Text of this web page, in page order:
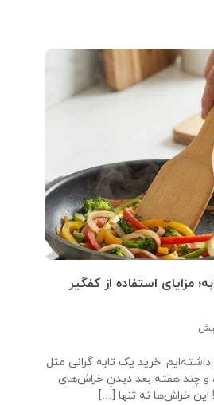
مزایای استفاده از کفگیر
داشته‌ایم: خرید یک تابه گرانی مثل
و چند هفته بعد دیدنِ خراش‌های
خراش‌ها نه تنها […]